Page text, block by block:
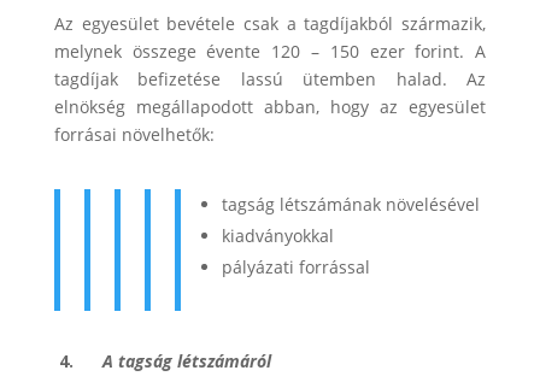
Az egyesület bevétele csak a tagdíjakból származik,
melynek összege évente 120 – 150 ezer forint. A
tagdíjak befizetése lassú ütemben halad. Az
elnökség megállapodott abban, hogy az egyesület
forrásai növelhetők:
tagság létszámának növelésével
kiadványokkal
pályázati forrással
4.A tagság létszámáról